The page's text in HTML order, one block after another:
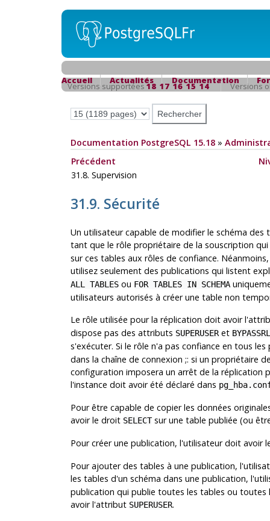
Accueil Actualités Documentation
Versions supportées18 17 16 15 14 Versions
Documentation PostgreSQL 15.18»
Précédent
31.8. Supervision
31.9. Sécurité
Un utilisateur capable de modifier le schéma
tant que le rôle propriétaire de la souscription
sur ces tables aux rôles de confiance.
utilisez seulement des publications qui listent
ALL TABLESou FOR TABLES IN SCHEMA
utilisateurs autorisés à créer une table non
Le rôle utilisée pour la réplication doit avoir
dispose pas des attributs SUPERUSERet
s'exécuter. Si le rôle n'a pas confiance en tous
dans la chaîne de connexion ;: si un propriétaire
configuration imposera un arrêt de la réplication
l'instance doit avoir été déclaré dans
Pour être capable de copier les données
avoir le droit SELECTsur une table publiée (ou
Pour créer une publication, l'utilisateur doit avoir
Pour ajouter des tables à une publication,
les tables d'un schéma dans une publication,
publication qui publie toutes les tables ou
avoir l'attribut SUPERUSER.